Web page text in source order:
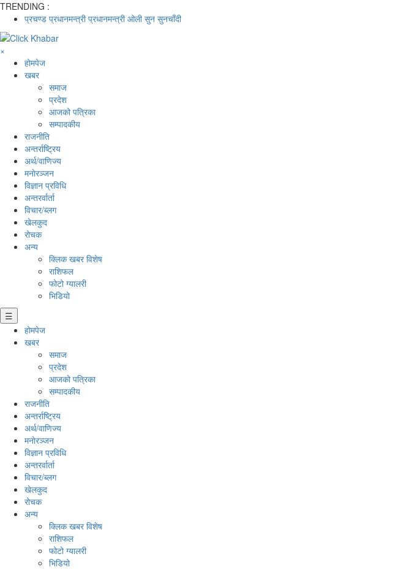
TRENDING :
प्रचण्ड प्रधानमन्त्री प्रधानमन्त्री ओली सुन सुनचाँदी
×
होमपेज
खबर
समाज
प्रदेश
आजको पत्रिका
सम्पादकीय
राजनीति
अन्तर्राष्ट्रिय
अर्थ/वाणिज्य
मनाेरञ्जन
विज्ञान प्रविधि
अन्तरर्वार्ता
विचार/ब्लग
खेलकुद
रोचक
अन्य
क्लिक खबर विशेष
राशिफल
फोटो ग्यालरी
भिडियो
☰
होमपेज
खबर
समाज
प्रदेश
आजको पत्रिका
सम्पादकीय
राजनीति
अन्तर्राष्ट्रिय
अर्थ/वाणिज्य
मनाेरञ्जन
विज्ञान प्रविधि
अन्तरर्वार्ता
विचार/ब्लग
खेलकुद
रोचक
अन्य
क्लिक खबर विशेष
राशिफल
फोटो ग्यालरी
भिडियो